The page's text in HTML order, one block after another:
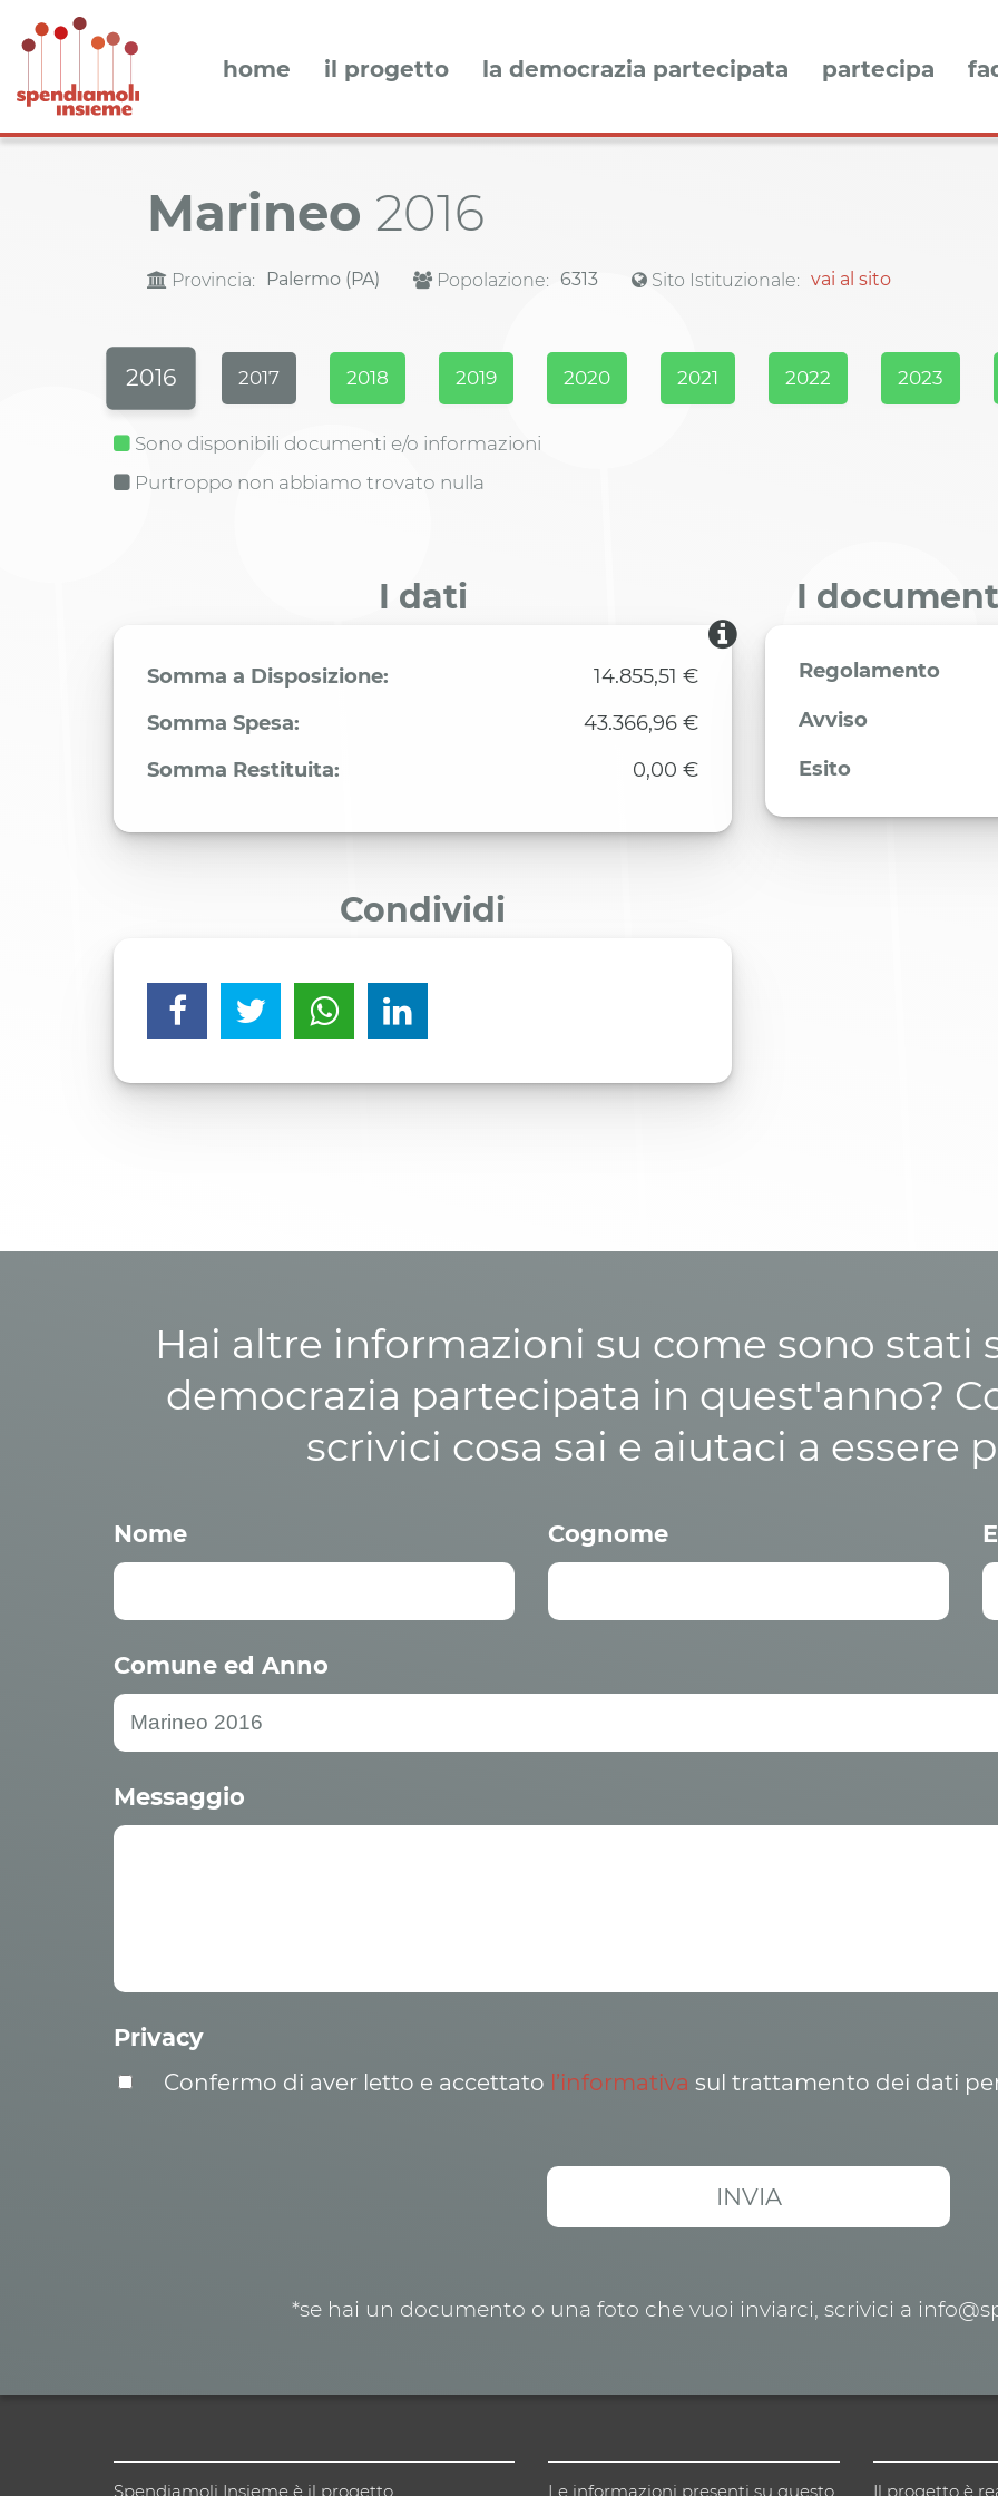
home il progetto la democrazia partecipata partecipa
Marineo 2016
Provincia: Palermo (PA) Popolazione: 6313 Sito Istituzionale: vai al sito
2016 2017 2018 2019 2020 2021 2022 2023
Sono disponibili documenti e/o informazioni
Purtroppo non abbiamo trovato nulla
I dati
Somma a Disposizione:
14.855,51 €
Somma Spesa:
43.366,96 €
Somma Restituita:
0,00 €
I
Regolamento
Avviso
Esito
Condividi
Hai altre informazioni su come sono stati
democrazia partecipata in quest'anno?
scrivici cosa sai e aiutaci a essere
Nome Cognome
Comune ed Anno
Messaggio
Privacy
Confermo di aver letto e accettato l’informativa sul trattamento dei dati
*se hai un documento o una foto che vuoi inviarci, scrivici a
Spendiamoli Insieme è il progetto Le informazioni presenti su questo Il progetto è